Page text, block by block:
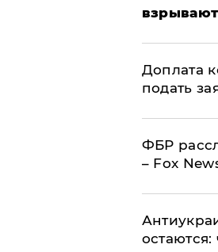
Доплата
подать
ФБР
– Fox